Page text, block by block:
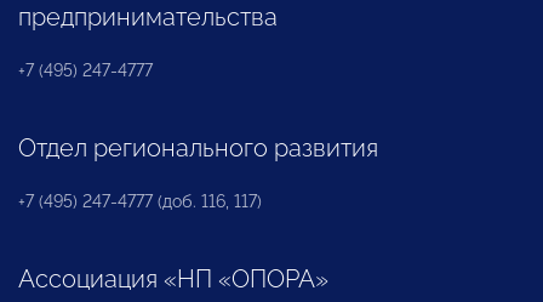
предпринимательства
+7 (495) 247-4777
Отдел регионального развития
+7 (495) 247-4777 (доб. 116, 117)
Ассоциация «НП «ОПОРА»